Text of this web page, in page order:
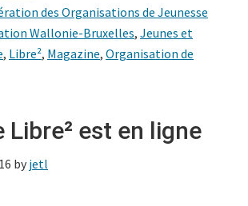
des Organisations de Jeunesse
Wallonie-Bruxelles, Jeunes et
, Libre², Magazine, Organisation de
Libre² est en ligne
by jetl